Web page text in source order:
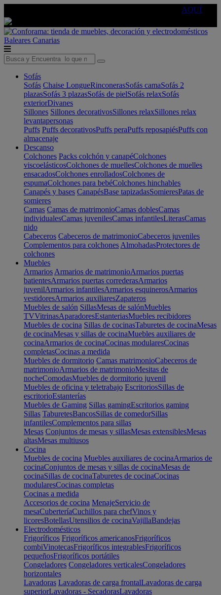
AQUÍ
Baleares Canarias
Sofás
Sofás Chaise LongueRinconerasSofás camaSofás 2
plazasSofás 3 plazasSofás de pielSofás relaxSofás
exteriorDivanes
Sillones Sillones decorativosSillones relaxSillones relax
levantapersonas
Puffs Puffs decorativosPuffs peraPuffs reposapiésPuffs con
almacenaje
Descanso
Colchones Packs colchón y canapéColchones
viscoelásticosColchones de muellesColchones de muelles
ensacadosColchones enrolladosColchones de
espumaColchones para bebéColchones hinchables
Canapés y bases CanapésBase tapizadasSomieresPatas de
somieres
Camas Camas de matrimonioCamas doblesCamas
individualesCamas juvenilesCamas infantilesLiterasCamas
nido
Cabeceros Cabeceros de matrimonioCabeceros juveniles
Complementos para colchones AlmohadasProtectores de
colchones
Muebles
Armarios Armarios de matrimonioArmarios puertas
batientesArmarios puertas correderasArmarios
juvenilArmarios infantilesArmarios esquinerosArmarios
vestidoresArmarios auxiliaresZapateros
Muebles de salón SillasMesas de salónMuebles
TVVitrinasAparadoresEstanteriasMuebles recibidores
Muebles de cocina Sillas de cocinasTaburetes de cocinaMesas
de cocinaMesas y sillas de cocinaMuebles auxiliares de
cocinaArmarios de cocinaCocinas modularesCocinas
completasCocinas a medida
Muebles de dormitorio Camas matrimonioCabeceros de
matrimonioArmarios de matrimonioMesitas de
nocheComodasMuebles de dormitorio juvenil
Muebles de oficina y teletrabajo EscritoriosSillas de
escritorioEstanterías
Muebles de Gaming Sillas gamingEscritorios gaming
Sillas TaburetesBancosSillas de comedorSillas
infantilesComplementos para sillas
Mesas Conjuntos de mesas y sillasMesas extensiblesMesas
altasMesas multiusos
Cocina
Muebles de cocina Muebles auxiliares de cocinaArmarios de
cocinaConjuntos de mesas y sillas de cocinaMesas de
cocinaSillas de cocinaTaburetes de cocinaCocinas
modularesCocinas completas
Cocinas a medida
Accesorios de cocina MenajeServicio de
mesaCuberteríaCuchillos para chefVinos y
licoresBotellasUtensilios de cocinaVajillaBandejas
Electrodomésticos
Frigoríficos Frigoríficos americanosFrigoríficos
combiVinotecasFrigoríficos integrablesFrigoríficos
pequeñosFrigoríficos portátiles
Congeladores Congeladores verticalesCongeladores
horizontales
Lavadoras Lavadoras de carga frontalLavadoras de carga
superiorLavadoras - SecadorasLavadoras